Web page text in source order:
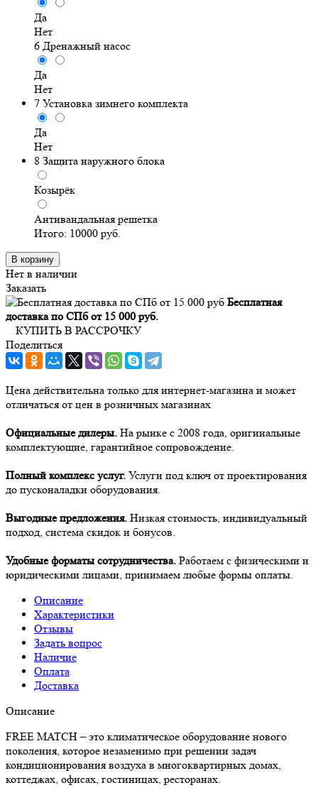
Да
Нет
6 Дренажный насос
Да
Нет
7 Установка зимнего комплекта
Да
Нет
8 Защита наружного блока
Козырёк
Антивандальная решетка
Итого: 10000 руб.
В корзину
Нет в наличии
Заказать
Бесплатная
доставка по СПб от 15 000 руб.
КУПИТЬ В РАССРОЧКУ
Поделиться
Цена действительна только для интернет-магазина и может
отличаться от цен в розничных магазинах
Официальные дилеры. На рынке с 2008 года, оригинальные
комплектующие, гарантийное сопровождение.
Полный комплекс услуг. Услуги под ключ от проектирования
до пусконаладки оборудования.
Выгодные предложения. Низкая стоимость, индивидуальный
подход, система скидок и бонусов.
Удобные форматы сотрудничества. Работаем с физическими и
юридическими лицами, принимаем любые формы оплаты.
Описание
Характеристики
Отзывы
Задать вопрос
Наличие
Оплата
Доставка
Описание
FREE MATCH – это климатическое оборудование нового
поколения, которое незаменимо при решении задач
кондиционирования воздуха в многоквартирных домах,
коттеджах, офисах, гостиницах, ресторанах.